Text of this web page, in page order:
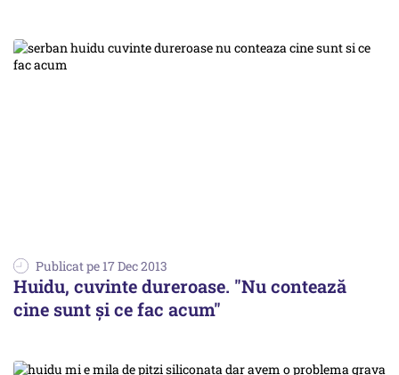
Publicat pe 17 Dec 2013
Huidu, cuvinte dureroase. "Nu contează
cine sunt și ce fac acum"